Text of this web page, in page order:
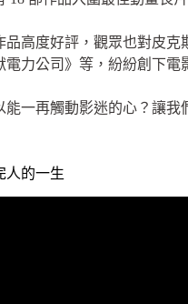
品高度好評，觀眾也對皮
力公司》等，紛紛創下電
能一再觸動影迷的心？讓
的一生